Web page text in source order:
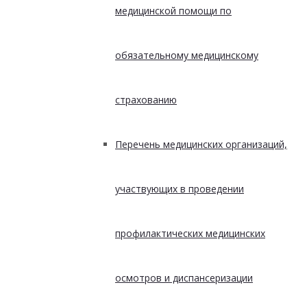
медицинской помощи по
обязательному медицинскому
страхованию
Перечень медицинских организаций,
участвующих в проведении
профилактических медицинских
осмотров и диспансеризации